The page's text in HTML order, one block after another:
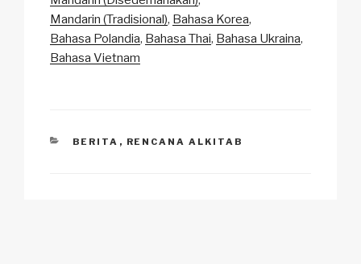
k
Mandarin (Tradisional) Bahasa Korea
Bahasa Polandia Bahasa Thai Bahasa Ukraina
Bahasa Vietnam
CATEGORIES
BERITA , RENCANA ALKITAB